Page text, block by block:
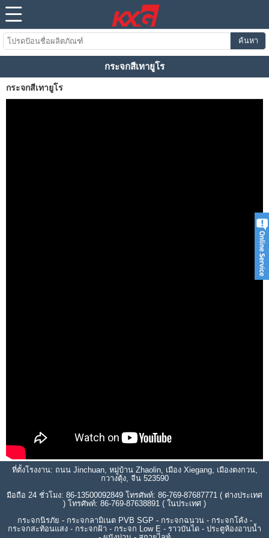
ค้นหา
กระจกสีเทายูโร
กระจกสีเทายูโร
ที่ตั้งโรงงาน: ถนน Jinchuan, หมู่บ้าน Zhaolin, เมือง Xiegang, เมืองตงกวน,
กวางตุ้ง, จีน 523590
มือถือ 24 ชั่วโมง: 86-13500092849 โทรศัพท์: 86-769-87687771 ( ต่างประเทศ
) โทรศัพท์: 86-769-87638891 ( ในประเทศ )
กระจกนิรภัย - กระจกลามิเนต PVB SGP - กระจกฉนวน - กระจกโค้ง -
กระจกสะท้อนแสง - กระจกฝ้า - กระจก Low E - ราวบันได - ประตูห้องอาบน้ำ